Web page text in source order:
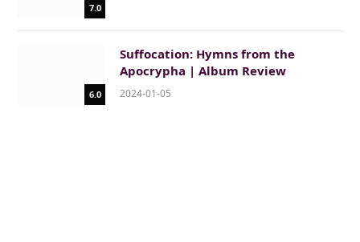
7.0
6.0
Suffocation: Hymns from the
Apocrypha | Album Review
2024-01-05